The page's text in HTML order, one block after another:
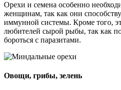
Орехи и семена особенно
женщинам, так как они
иммунной системы. Кроме того,
любителей сырой рыбы, так как
бороться с паразитами.
Овощи, грибы, зелень